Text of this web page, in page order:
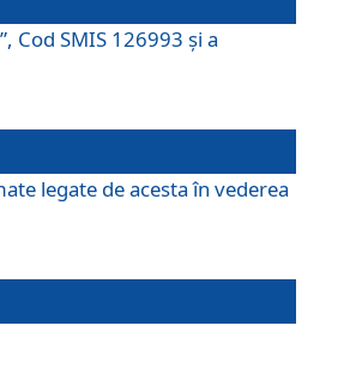
Cod SMIS 126993 și a
legate de acesta în vederea